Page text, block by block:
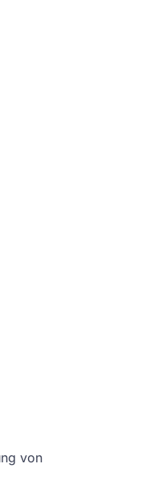
von